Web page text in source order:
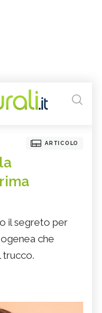
ARTICOLO
il segreto per
che
trucco.